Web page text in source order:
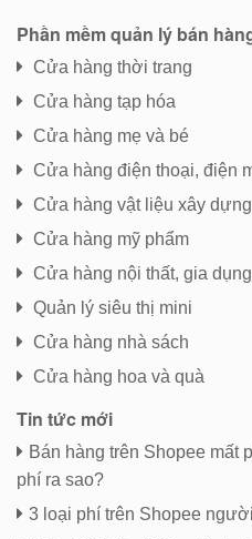
Phần mềm quản lý bán
Cửa hàng thời trang
Cửa hàng tạp hóa
Cửa hàng mẹ và bé
Cửa hàng điện thoại, điện
Cửa hàng vật liệu xây dựng
Cửa hàng mỹ phẩm
Cửa hàng nội thất, gia dụng
Quản lý siêu thị mini
Cửa hàng nhà sách
Cửa hàng hoa và quà
Tin tức mới
Bán hàng trên Shopee mất
phí ra sao?
3 loại phí trên Shopee